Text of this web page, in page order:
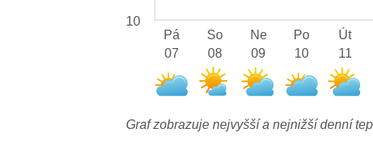
10
Pá
07
So
08
Ne
09
Po
10
Út
11
Graf zobrazuje nejvyšší a nejnižší denní